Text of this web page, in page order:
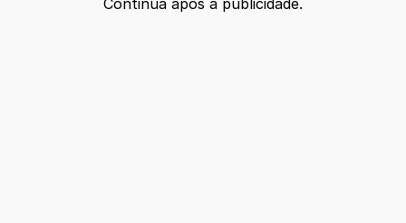
Continua após a publicidade.